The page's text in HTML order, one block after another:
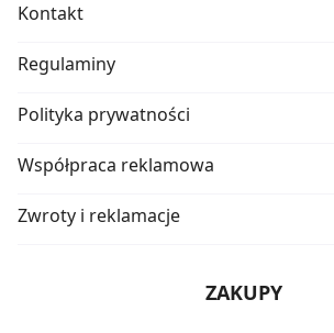
Kontakt
Regulaminy
Polityka prywatności
Współpraca reklamowa
Zwroty i reklamacje
ZAKUPY